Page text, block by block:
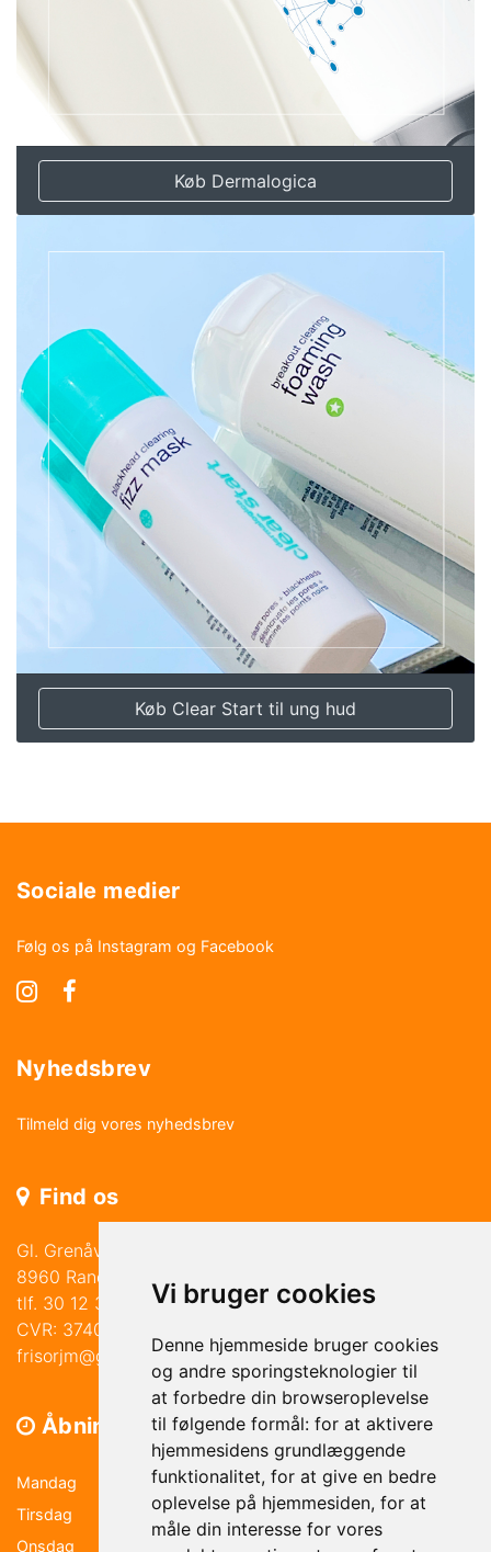
Vi bruger cookies
Denne hjemmeside bruger cookies
og andre sporingsteknologier til
at forbedre din browseroplevelse
til følgende formål: for at aktivere
hjemmesidens grundlæggende
funktionalitet, for at give en bedre
oplevelse på hjemmesiden, for at
måle din interesse for vores
Køb Dermalogica
Køb Clear Start til ung hud
Sociale medier
Følg os på Instagram og Facebook
Nyhedsbrev
Tilmeld dig vores nyhedsbrev
Find os
Gl. Grenåvej 219
8960 Randers SØ
tlf. 30 12 30 41
CVR: 37403458
frisorjm@gmail.com
Åbningstider
Mandag
9.00-17.30
Tirsdag
9.00-17.30
Onsdag